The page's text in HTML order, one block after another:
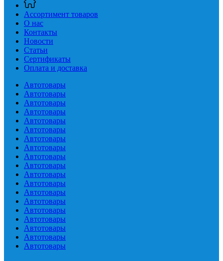
Ассортимент товаров
О нас
Контакты
Новости
Статьи
Сертификаты
Оплата и доставка
Автотовары
Автотовары
Автотовары
Автотовары
Автотовары
Автотовары
Автотовары
Автотовары
Автотовары
Автотовары
Автотовары
Автотовары
Автотовары
Автотовары
Автотовары
Автотовары
Автотовары
Автотовары
Автотовары